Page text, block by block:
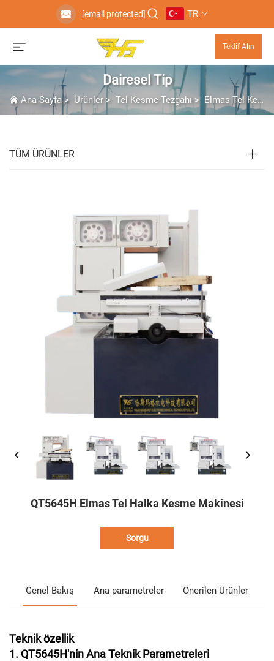
[email protected] TR
Teklif Alın
Dairesel Tip
Ana Sayfa> Ürünler > Tel Kesme Tezgahı> Elmas Tel Kesme Makinesi
TÜM ÜRÜNLER
QT5645H Elmas Tel Halka Kesme Makinesi
Sorgu
Genel Bakış Ana parametreler Önerilen Ürünler
Teknik özellik
1. QT5645H'nin Ana Teknik Parametreleri